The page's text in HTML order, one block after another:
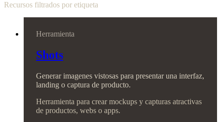
Recursos filtrados por etiqueta
Herramienta
Shots
Generar imagenes vistosas para presentar una interfaz,
landing o captura de producto.
Herramienta para crear mockups y capturas atractivas
de productos, webs o apps.